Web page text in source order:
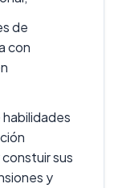
de
con
sus
y